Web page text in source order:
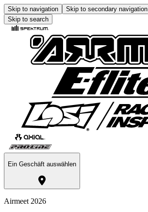
Skip to navigation Skip to secondary navigation
Skip to search
Ein Geschäft auswählen
Airmeet 2026